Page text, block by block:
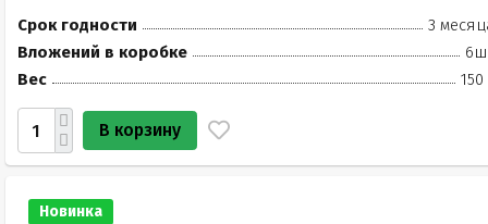
Срок годности
3
Вложений в коробке
Вес
150
В корзину
Новинка